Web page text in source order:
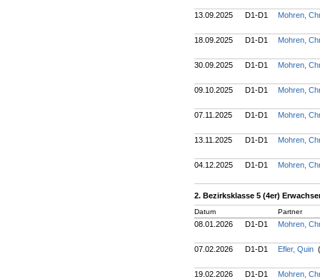
13.09.2025 D1-D1 Mohren,
18.09.2025 D1-D1 Mohren,
30.09.2025 D1-D1 Mohren,
09.10.2025 D1-D1 Mohren,
07.11.2025 D1-D1 Mohren,
13.11.2025 D1-D1 Mohren,
04.12.2025 D1-D1 Mohren,
2. Bezirksklasse 5 (4er)
Datum Partner
08.01.2026 D1-D1 Mohren,
07.02.2026 D1-D1 Efler, Quin
19.02.2026 D1-D1 Mohren,